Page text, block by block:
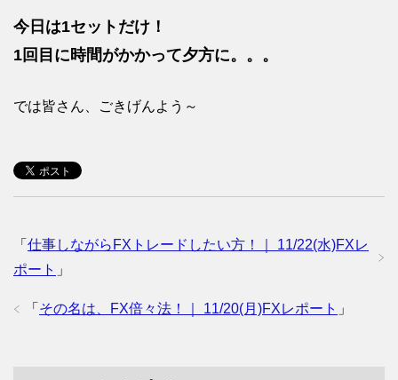
今日は1セットだけ！
1回目に時間がかかって夕方に。。。
では皆さん、ごきげんよう～
「 仕事しながらFXトレードしたい方！｜ 11/22(水)FXレ
ポート 」
「 その名は、FX倍々法！｜ 11/20(月)FXレポート 」